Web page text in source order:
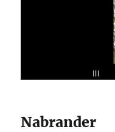
Nabrander